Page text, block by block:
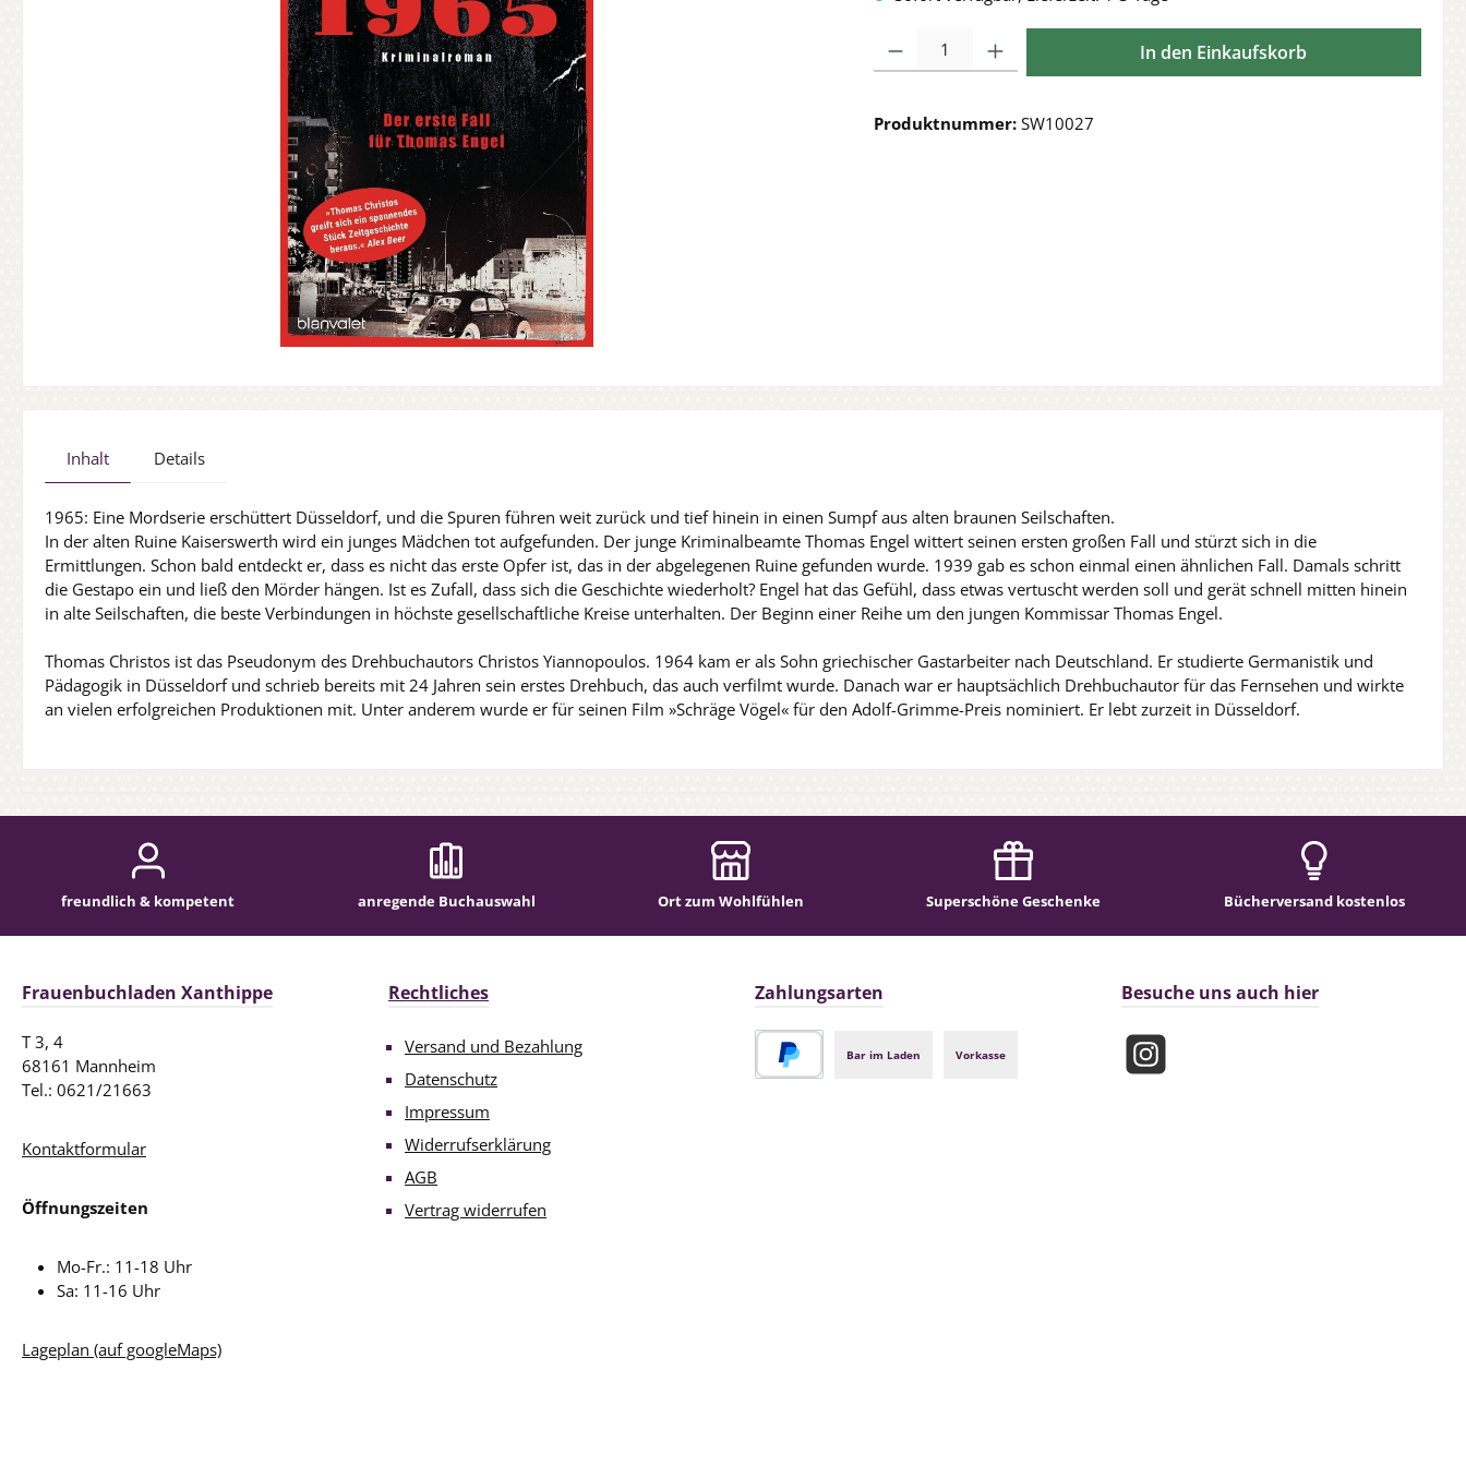
Produkt Anzahl: Gib den gewünschten Wert ein oder benutze die
In den Einkaufskorb
Produktnummer: SW10027
Inhalt Details
1965: Eine Mordserie erschüttert Düsseldorf, und die Spuren führen weit zurück und tief hinein in einen Sumpf aus alten braunen Seilschaften.
In der alten Ruine Kaiserswerth wird ein junges Mädchen tot aufgefunden. Der junge Kriminalbeamte Thomas Engel wittert seinen ersten großen Fall und stürzt sich in die
Ermittlungen. Schon bald entdeckt er, dass es nicht das erste Opfer ist, das in der abgelegenen Ruine gefunden wurde. 1939 gab es schon einmal einen ähnlichen Fall. Damals schritt
die Gestapo ein und ließ den Mörder hängen. Ist es Zufall, dass sich die Geschichte wiederholt? Engel hat das Gefühl, dass etwas vertuscht werden soll und gerät schnell mitten hinein
in alte Seilschaften, die beste Verbindungen in höchste gesellschaftliche Kreise unterhalten. Der Beginn einer Reihe um den jungen Kommissar Thomas Engel.
Thomas Christos ist das Pseudonym des Drehbuchautors Christos Yiannopoulos. 1964 kam er als Sohn griechischer Gastarbeiter nach Deutschland. Er studierte Germanistik und
Pädagogik in Düsseldorf und schrieb bereits mit 24 Jahren sein erstes Drehbuch, das auch verfilmt wurde. Danach war er hauptsächlich Drehbuchautor für das Fernsehen und wirkte
an vielen erfolgreichen Produktionen mit. Unter anderem wurde er für seinen Film »Schräge Vögel« für den Adolf-Grimme-Preis nominiert. Er lebt zurzeit in Düsseldorf.
freundlich & kompetent anregende Buchauswahl Ort zum Wohlfühlen Superschöne Geschenke Bücherversand kostenlos
Rechtliches
Versand und Bezahlung
Datenschutz
Impressum
Widerrufserklärung
AGB
Vertrag widerrufen
Zahlungsarten
Vorkasse
Bar im Laden
Besuche uns auch hier
Instagram
Frauenbuchladen Xanthippe
T 3, 4
68161 Mannheim
Tel.: 0621/21663
Kontaktformular
Öffnungszeiten
Mo-Fr.: 11-18 Uhr
Sa: 11-16 Uhr
Lageplan (auf googleMaps)